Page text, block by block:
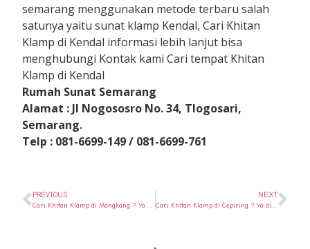
semarang menggunakan metode terbaru salah
satunya yaitu sunat klamp Kendal, Cari Khitan
Klamp di Kendal informasi lebih lanjut bisa
menghubungi Kontak kami Cari tempat Khitan
Klamp di Kendal
Rumah Sunat Semarang
Alamat : Jl Nogososro No. 34, Tlogosari,
Semarang.
Telp : 081-6699-149 / 081-6699-761
PREVIOUS NEXT